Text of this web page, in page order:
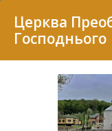
Церква
Господнього
Перелік